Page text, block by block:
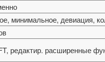
минимальное, девиация,
редактир. расширенные